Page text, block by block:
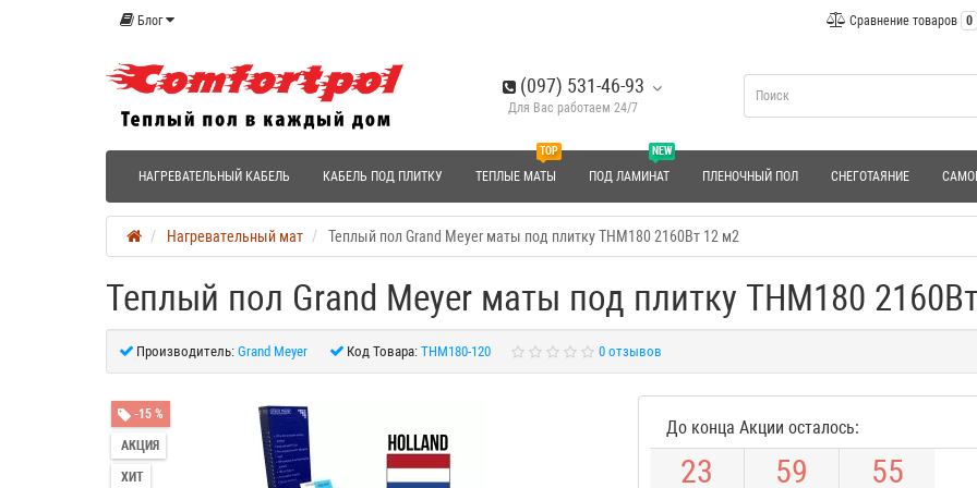
Блог Сравнение товаров 0
(097) 531-46-93
Для Вас работаем 24/7
НАГРЕВАТЕЛЬНЫЙ КАБЕЛЬ КАБЕЛЬ ПОД ПЛИТКУ
TOP
ТЕПЛЫЕ МАТЫ
NEW
ПОД ЛАМИНАТ ПЛЕНОЧНЫЙ ПОЛ СНЕГОТАЯНИЕ
Нагревательный мат Теплый пол Grand Meyer маты под плитку THM180 2160Вт 12 м2
Теплый пол Grand Meyer маты под плитку THM180
Производитель: Grand Meyer Код Товара: THM180-120 0 отзывов
-15 %
АКЦИЯ
ХИТ
До конца Акции осталось:
23 59 54